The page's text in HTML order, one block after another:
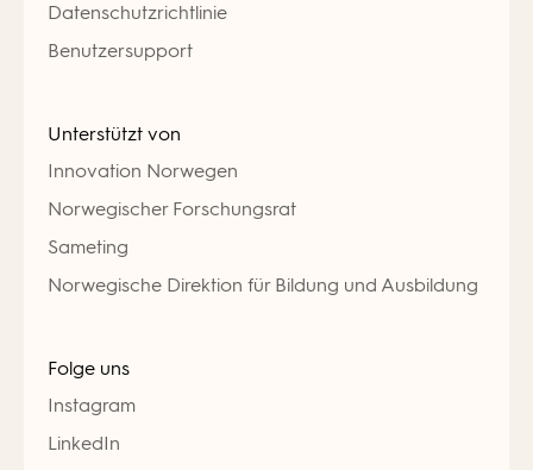
Datenschutzrichtlinie
Benutzersupport
Unterstützt von
Innovation Norwegen
Norwegischer Forschungsrat
Sameting
Norwegische Direktion für Bildung und Ausbildung
Folge uns
Instagram
LinkedIn